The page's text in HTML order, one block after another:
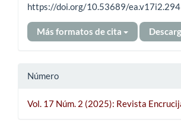
https://doi.org/10.53689/ea.v17i2.294
Más formatos de cita
Número
Vol. 17 Núm. 2 (2025): Revista